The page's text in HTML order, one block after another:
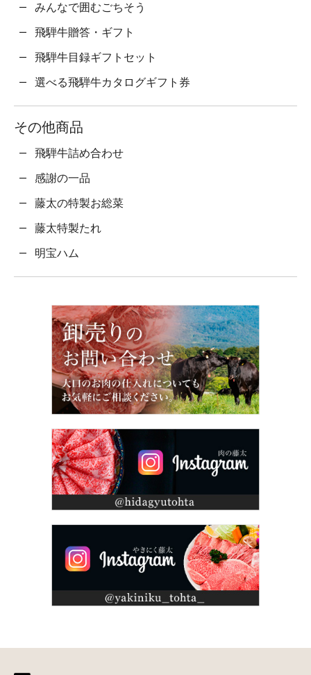
みんなで囲むごちそう
飛騨牛贈答・ギフト
飛騨牛目録ギフトセット
選べる飛騨牛カタログギフト券
その他商品
飛騨牛詰め合わせ
感謝の一品
藤太の特製お総菜
藤太特製たれ
明宝ハム